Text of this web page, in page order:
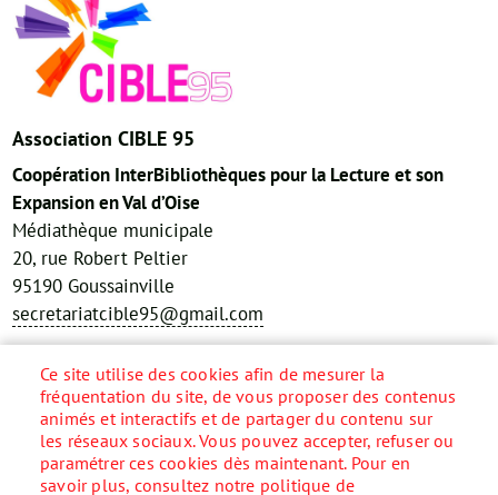
Association CIBLE 95
Coopération InterBibliothèques pour la Lecture et son
Expansion en Val d’Oise
Médiathèque municipale
20, rue Robert Peltier
95190 Goussainville
secretariatcible95@gmail.com
Réseaux sociaux
Menu
Accueil
Ce site utilise des cookies afin de mesurer la
fréquentation du site, de vous proposer des contenus
animés et interactifs et de partager du contenu sur
les réseaux sociaux. Vous pouvez accepter, refuser ou
paramétrer ces cookies dès maintenant. Pour en
savoir plus, consultez notre politique de